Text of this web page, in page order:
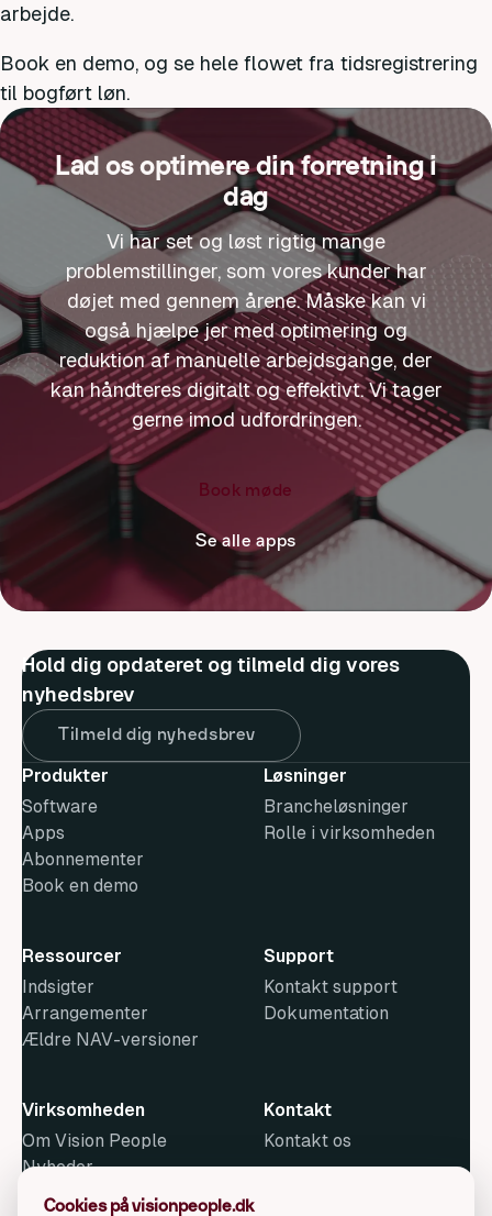
arbejde.
Book en demo, og se hele flowet fra tidsregistrering
til bogført løn.
Lad os optimere din forretning i
dag
Vi har set og løst rigtig mange
problemstillinger, som vores kunder har
døjet med gennem årene. Måske kan vi
også hjælpe jer med optimering og
reduktion af manuelle arbejdsgange, der
kan håndteres digitalt og effektivt. Vi tager
gerne imod udfordringen.
Book møde
Se alle apps
Hold dig opdateret og tilmeld dig vores
nyhedsbrev
Tilmeld dig nyhedsbrev
Produkter
Software
Apps
Abonnementer
Book en demo
Løsninger
Brancheløsninger
Rolle i virksomheden
Ressourcer
Indsigter
Arrangementer
Ældre NAV-versioner
Support
Kontakt support
Dokumentation
Virksomheden
Om Vision People
Nyheder
Metode
Kontakt
Kontakt os
Cookies på visionpeople.dk